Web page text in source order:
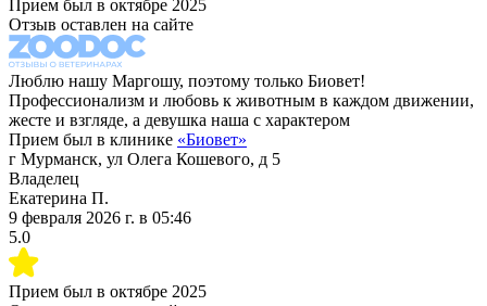
Прием был в октябре 2025
Отзыв оставлен на сайте
Люблю нашу Маргошу, поэтому только Биовет!
Профессионализм и любовь к животным в каждом движении,
жесте и взгляде, а девушка наша с характером
Прием был в клинике «Биовет»
г Мурманск, ул Олега Кошевого, д 5
Владелец
Екатерина П.
9 февраля 2026 г. в 05:46
5.0
Прием был в октябре 2025